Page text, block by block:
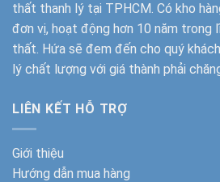
thất thanh lý tại TPHCM. Có kho
đơn vị, hoạt động hơn 10 năm trong
thất. Hứa sẽ đem đến cho quý
lý chất lượng với giá thành phải
LIÊN KẾT HỖ TRỢ
Giới thiệu
Hướng dẫn mua hàng